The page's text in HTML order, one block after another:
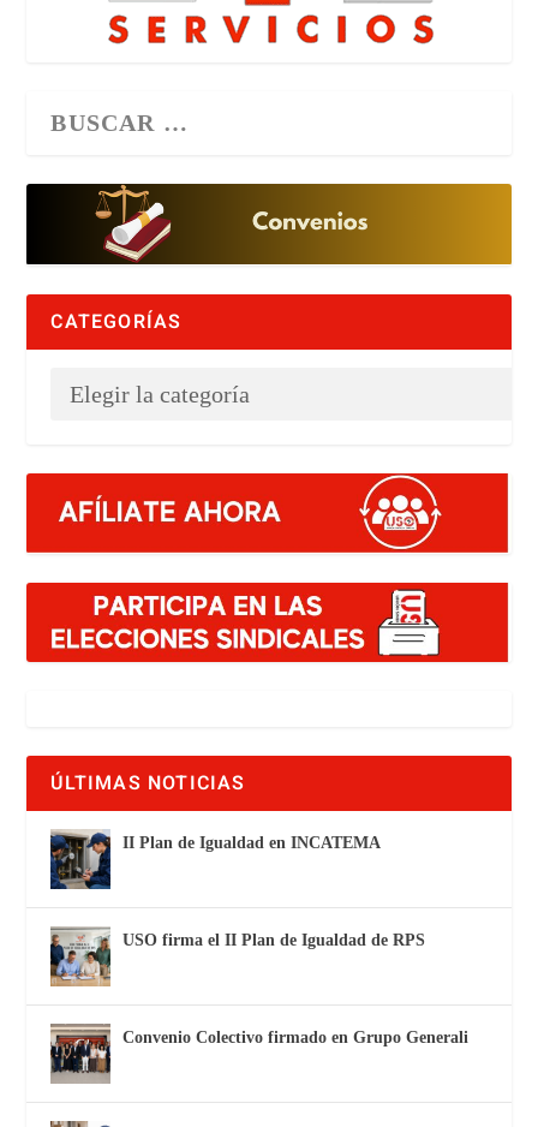
CATEGORÍAS
ÚLTIMAS NOTICIAS
II Plan de Igualdad en INCATEMA
USO firma el II Plan de Igualdad de RPS
Convenio Colectivo firmado en Grupo Generali